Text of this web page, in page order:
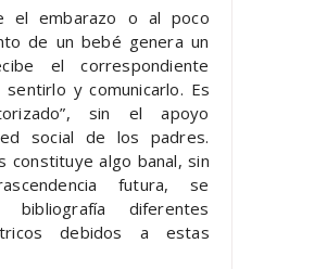
el embarazo o al poco
de un bebé genera un
el correspondiente
y comunicarlo. Es
sin el apoyo
social de los padres.
constituye algo banal, sin
futura, se
diferentes
debidos a estas